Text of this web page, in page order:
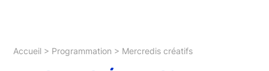
Accueil > Programmation > Mercredis créatifs